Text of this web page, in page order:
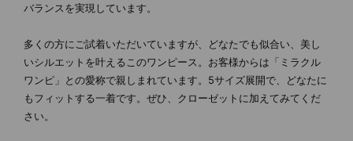
バランスを実現しています。
多くの方にご試着いただいていますが、どなたでも似合い、美し
いシルエットを叶えるこのワンピース。お客様からは「ミラクル
ワンピ」との愛称で親しまれています。5サイズ展開で、どなたに
もフィットする一着です。ぜひ、クローゼットに加えてみてくだ
さい。